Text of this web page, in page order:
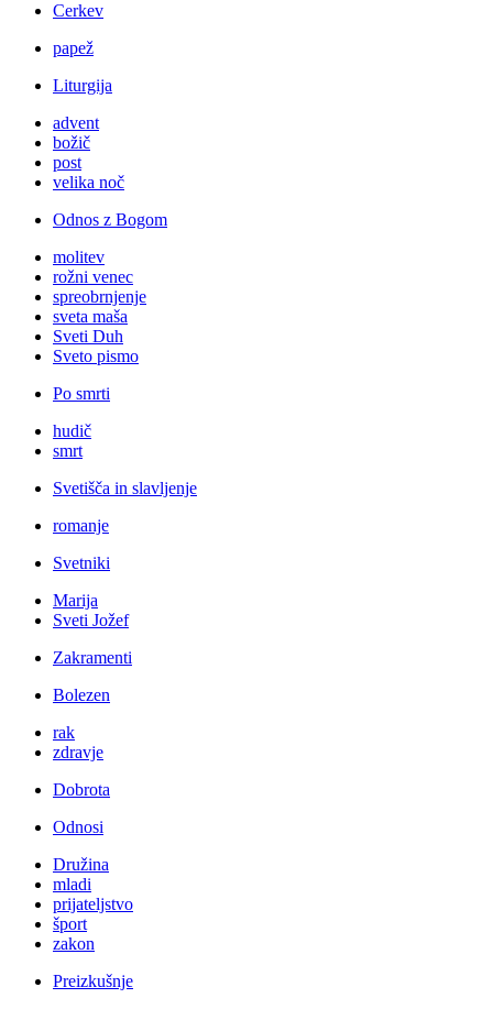
Cerkev
papež
Liturgija
advent
božič
post
velika noč
Odnos z Bogom
molitev
rožni venec
spreobrnjenje
sveta maša
Sveti Duh
Sveto pismo
Po smrti
hudič
smrt
Svetišča in slavljenje
romanje
Svetniki
Marija
Sveti Jožef
Zakramenti
Bolezen
rak
zdravje
Dobrota
Odnosi
Družina
mladi
prijateljstvo
šport
zakon
Preizkušnje